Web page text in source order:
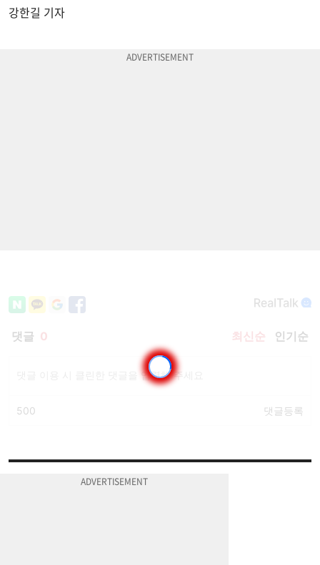
강한길 기자